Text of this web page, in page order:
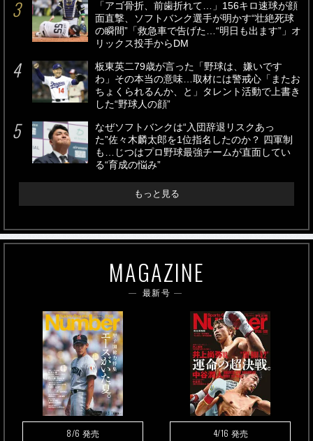
「アゴ骨折、前歯折れて…」156キロ速球が顔
面直撃、ソフトバンク選手が明かす“壮絶死球
の瞬間”「救急車で告げた…“明日も出ます”」オ
リックス投手からDM
板東英二79歳が言った「野球は、嫌いです
わ」その本当の意味…取材には警戒心「またお
ちょくられるんか、と」タレント活動で上書き
した“野球人の顔”
なぜソフトバンクは“入団辞退リスクあっ
た”佐々木麟太郎を1位指名したのか？ 四軍制
も…じつはプロ野球最強チームが直面してい
る“育成の悩み”
もっと見る
MAGAZINE
最新号
8/6 発売 4/16 発売